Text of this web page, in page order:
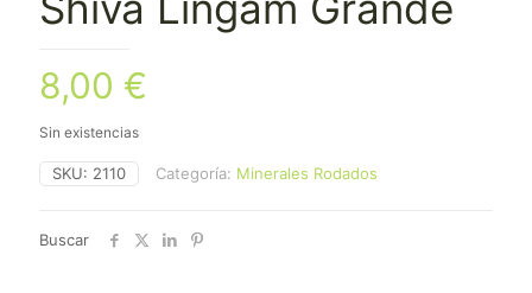
8,00 €
Sin existencias
SKU: 2110 Categoría: Minerales Rodados
Buscar